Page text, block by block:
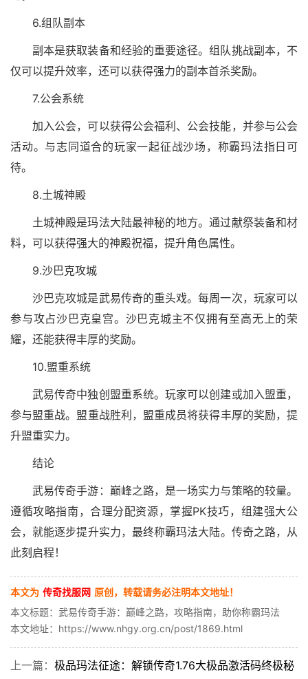
6.组队副本
副本是获取装备和经验的重要途径。组队挑战副本，不
仅可以提升效率，还可以获得强力的副本首杀奖励。
7.公会系统
加入公会，可以获得公会福利、公会技能，并参与公会
活动。与志同道合的玩家一起征战沙场，称霸玛法指日可
待。
8.土城神殿
土城神殿是玛法大陆最神秘的地方。通过献祭装备和材
料，可以获得强大的神殿祝福，提升角色属性。
9.沙巴克攻城
沙巴克攻城是武易传奇的重头戏。每周一次，玩家可以
参与攻占沙巴克皇宫。沙巴克城主不仅拥有至高无上的荣
耀，还能获得丰厚的奖励。
10.盟重系统
武易传奇中独创盟重系统。玩家可以创建或加入盟重，
参与盟重战。盟重战胜利，盟重成员将获得丰厚的奖励，提
升盟重实力。
结论
武易传奇手游：巅峰之路，是一场实力与策略的较量。
遵循攻略指南，合理分配资源，掌握PK技巧，组建强大公
会，就能逐步提升实力，最终称霸玛法大陆。传奇之路，从
此刻启程！
本文为 传奇找服网 原创，转载请务必注明本文地址！
本文标题：武易传奇手游：巅峰之路，攻略指南，助你称霸玛法
本文地址：https://www.nhgy.org.cn/post/1869.html
上一篇： 极品玛法征途：解锁传奇1.76大极品激活码终极秘